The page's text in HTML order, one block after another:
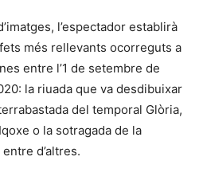
l’espectador establirà
més rellevants ocorreguts a
entre l’1 de setembre de
la riuada que va desdibuixar
del temporal Glòria,
o la sotragada de la
d’altres.